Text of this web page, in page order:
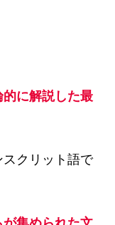
に解説した最
クリット語で